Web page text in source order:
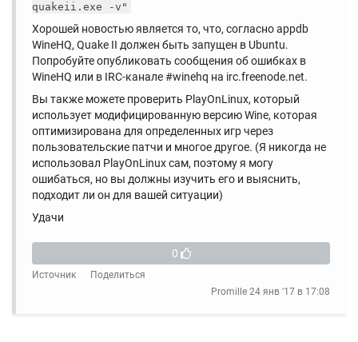
quakeii.exe -v"
Хорошей новостью является то, что, согласно appdb
WineHQ, Quake II должен быть запущен в Ubuntu.
Попробуйте опубликовать сообщения об ошибках в
WineHQ или в IRC-канале #winehq на irc.freenode.net.
Вы также можете проверить PlayOnLinux, который
использует модифицированную версию Wine, которая
оптимизирована для определенных игр через
пользовательские патчи и многое другое. (Я никогда не
использовал PlayOnLinux сам, поэтому я могу
ошибаться, но вы должны изучить его и выяснить,
подходит ли он для вашей ситуации)
Удачи
0
Источник
Поделиться
Promille 24 янв '17 в 17:08